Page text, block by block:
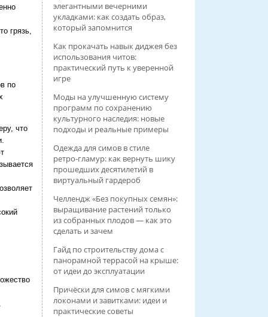
грязь,
по
что
элегантными вечерними
укладками: как создать образ,
который запомнится
Как прокачать навык диджея без
использования читов:
практический путь к уверенной
игре
Моды на улучшенную систему
программ по сохранению
культурного наследия: новые
подходы и реальные примеры
Одежда для симов в стиле
ретро‑гламур: как вернуть шику
прошедших десятилетий в
виртуальный гардероб
Челлендж «Без покупных семян»:
выращивание растений только
из собранных плодов — как это
сделать и зачем
Гайд по строительству дома с
панорамной террасой на крыше:
от идеи до эксплуатации
Причёски для симов с мягкими
локонами и завитками: идеи и
практические советы